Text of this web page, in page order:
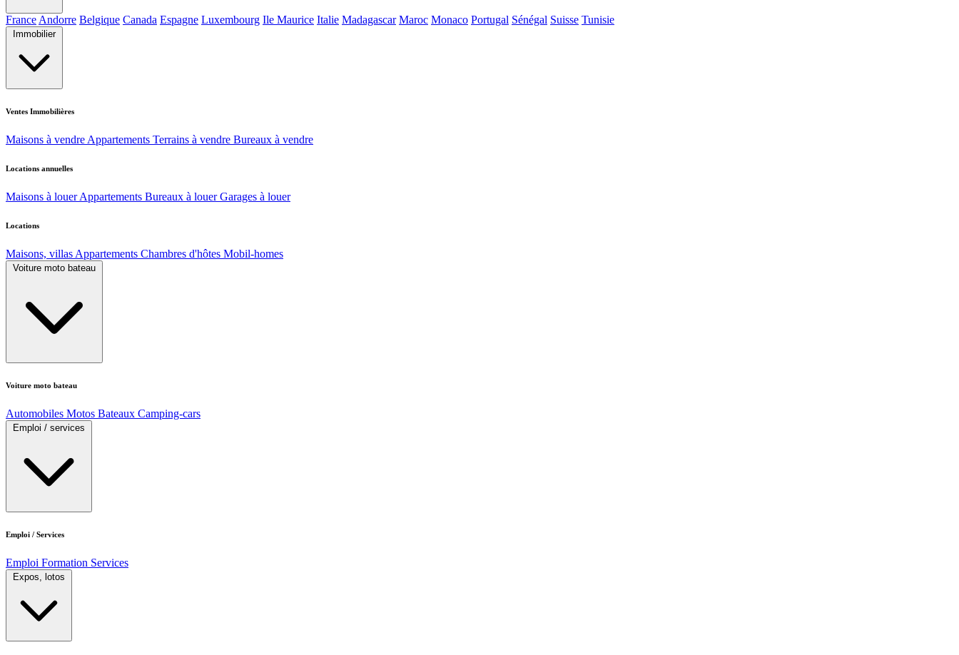
France Andorre Belgique Canada Espagne Luxembourg Ile Maurice Italie Madagascar Maroc Monaco Portugal Sénégal Suisse Tunisie
Immobilier
Ventes Immobilières
Maisons à vendre Appartements Terrains à vendre Bureaux à vendre
Locations annuelles
Maisons à louer Appartements Bureaux à louer Garages à louer
Locations
Maisons, villas Appartements Chambres d'hôtes Mobil-homes
Voiture moto bateau
Voiture moto bateau
Automobiles Motos Bateaux Camping-cars
Emploi / services
Emploi / Services
Emploi Formation Services
Expos, lotos